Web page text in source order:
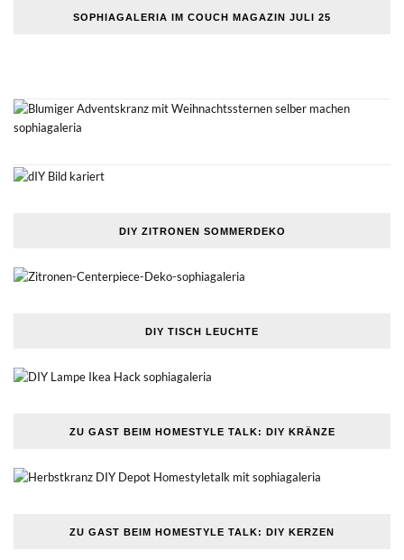
SOPHIAGALERIA IM COUCH MAGAZIN JULI 25
DIY ZITRONEN SOMMERDEKO
DIY TISCH LEUCHTE
ZU GAST BEIM HOMESTYLE TALK: DIY KRÄNZE
ZU GAST BEIM HOMESTYLE TALK: DIY KERZEN